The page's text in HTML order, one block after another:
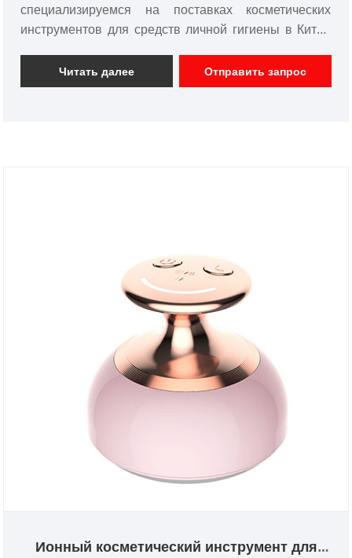
специализируемся на поставках косметических
инструментов для средств личной гигиены в Китае
продукты личной гигиены с различными функциями
дизайна и хорошая команда разработчиков. Мы
Читать далее Отправить запрос
Ионный косметический инструмент для